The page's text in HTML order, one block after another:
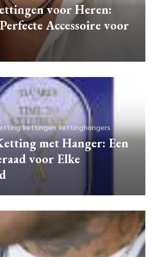
voor Heren:
Accessoire voor
kettingen kettinghangers
met Hanger: Een
voor Elke